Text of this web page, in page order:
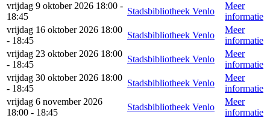
vrijdag 9 oktober 2026 18:00 -
18:45
Stadsbibliotheek Venlo
Meer
informatie
vrijdag 16 oktober 2026 18:00
- 18:45
Stadsbibliotheek Venlo
Meer
informatie
vrijdag 23 oktober 2026 18:00
- 18:45
Stadsbibliotheek Venlo
Meer
informatie
vrijdag 30 oktober 2026 18:00
- 18:45
Stadsbibliotheek Venlo
Meer
informatie
vrijdag 6 november 2026
18:00 - 18:45
Stadsbibliotheek Venlo
Meer
informatie